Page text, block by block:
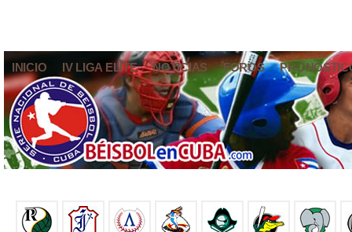
INICIO IV LIGA ELITE NOTICIAS FOROS